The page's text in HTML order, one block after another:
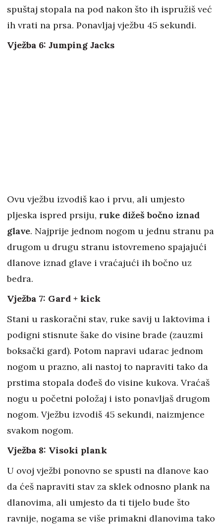
spuštaj stopala na pod nakon što ih ispružiš već
ih vrati na prsa. Ponavljaj vježbu 45 sekundi.
Vježba 6: Jumping Jacks
Ovu vježbu izvodiš kao i prvu, ali umjesto
pljeska ispred prsiju, ruke dižeš bočno iznad
glave. Najprije jednom nogom u jednu stranu pa
drugom u drugu stranu istovremeno spajajući
dlanove iznad glave i vraćajući ih bočno uz
bedra.
Vježba 7: Gard + kick
Stani u raskoračni stav, ruke savij u laktovima i
podigni stisnute šake do visine brade (zauzmi
boksački gard). Potom napravi udarac jednom
nogom u prazno, ali nastoj to napraviti tako da
prstima stopala dođeš do visine kukova. Vraćaš
nogu u početni položaj i isto ponavljaš drugom
nogom. Vježbu izvodiš 45 sekundi, naizmjence
svakom nogom.
Vježba 8: Visoki plank
U ovoj vježbi ponovno se spusti na dlanove kao
da ćeš napraviti stav za sklek odnosno plank na
dlanovima, ali umjesto da ti tijelo bude što
ravnije, nogama se više primakni dlanovima tako